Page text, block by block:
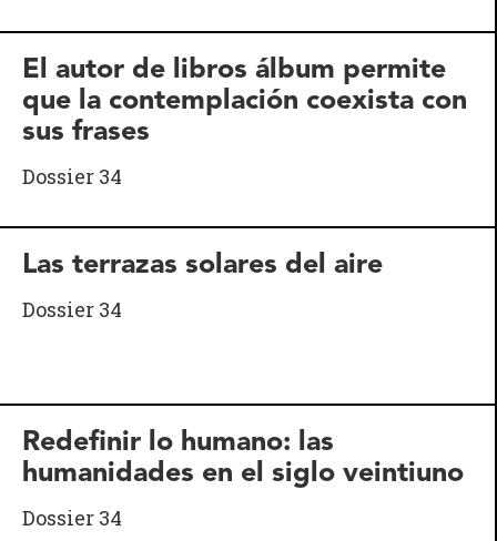
El autor de libros álbum permite
que la contemplación coexista con
sus frases
Dossier 34
Las terrazas solares del aire
Dossier 34
Redefinir lo humano: las
humanidades en el siglo veintiuno
Dossier 34